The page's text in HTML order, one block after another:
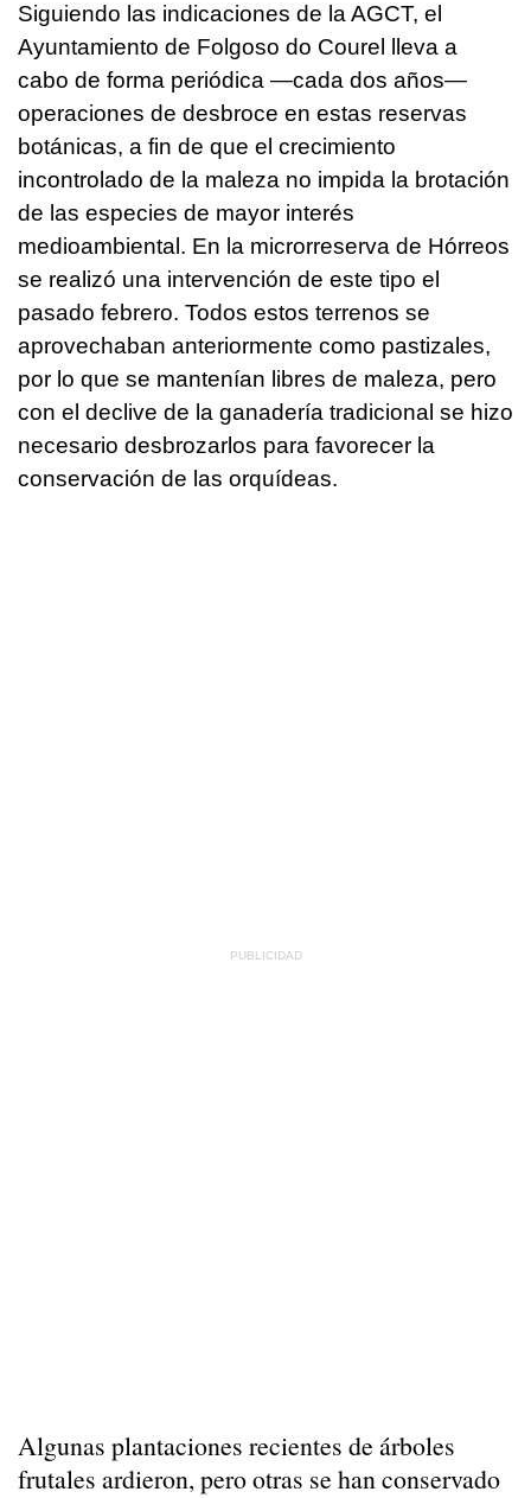
Siguiendo las indicaciones de la AGCT, el
Ayuntamiento de Folgoso do Courel lleva a
cabo de forma periódica —cada dos años—
operaciones de desbroce en estas reservas
botánicas, a fin de que el crecimiento
incontrolado de la maleza no impida la brotación
de las especies de mayor interés
medioambiental. En la microrreserva de Hórreos
se realizó una intervención de este tipo el
pasado febrero. Todos estos terrenos se
aprovechaban anteriormente como pastizales,
por lo que se mantenían libres de maleza, pero
con el declive de la ganadería tradicional se hizo
necesario desbrozarlos para favorecer la
conservación de las orquídeas.
Algunas plantaciones recientes de árboles
frutales ardieron, pero otras se han conservado